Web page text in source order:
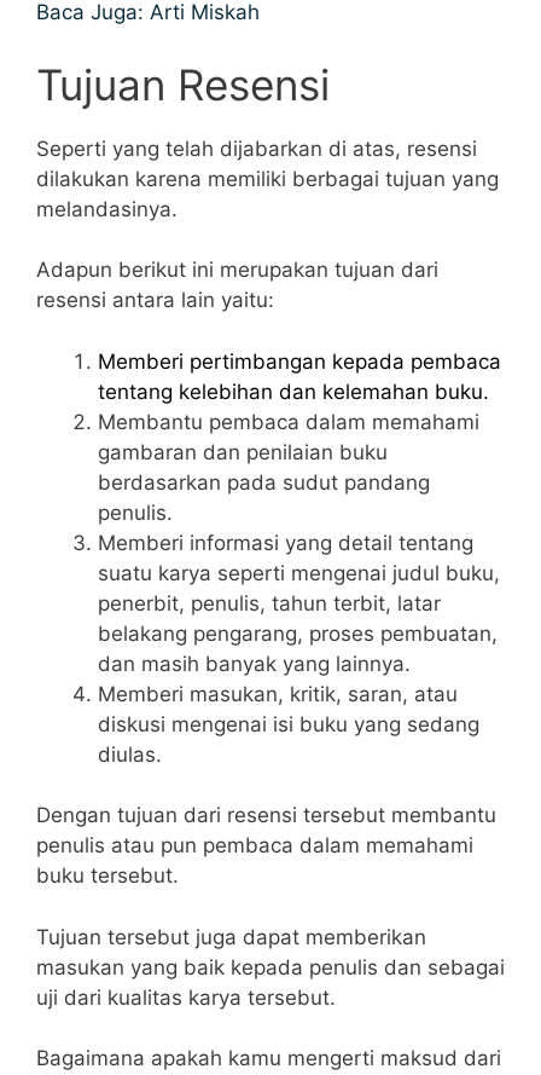
Baca Juga: Arti Miskah
Tujuan Resensi
Seperti yang telah dijabarkan di atas, resensi
dilakukan karena memiliki berbagai tujuan yang
melandasinya.
Adapun berikut ini merupakan tujuan dari
resensi antara lain yaitu:
Memberi pertimbangan kepada pembaca
tentang kelebihan dan kelemahan buku.
Membantu pembaca dalam memahami
gambaran dan penilaian buku
berdasarkan pada sudut pandang
penulis.
Memberi informasi yang detail tentang
suatu karya seperti mengenai judul buku,
penerbit, penulis, tahun terbit, latar
belakang pengarang, proses pembuatan,
dan masih banyak yang lainnya.
Memberi masukan, kritik, saran, atau
diskusi mengenai isi buku yang sedang
diulas.
Dengan tujuan dari resensi tersebut membantu
penulis atau pun pembaca dalam memahami
buku tersebut.
Tujuan tersebut juga dapat memberikan
masukan yang baik kepada penulis dan sebagai
uji dari kualitas karya tersebut.
Bagaimana apakah kamu mengerti maksud dari